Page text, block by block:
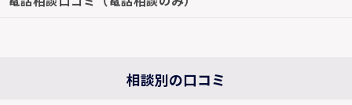
相談別の口コミ